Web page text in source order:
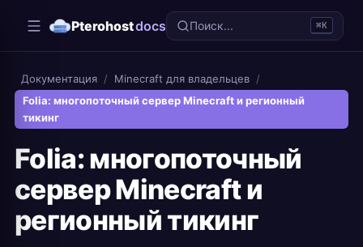
Pterohostdocs Поиск... ⌘K
Документация / Minecraft для владельцев /
Folia: многопоточный сервер Minecraft и регионный
тикинг
Folia: многопоточный
сервер Minecraft и
регионный тикинг